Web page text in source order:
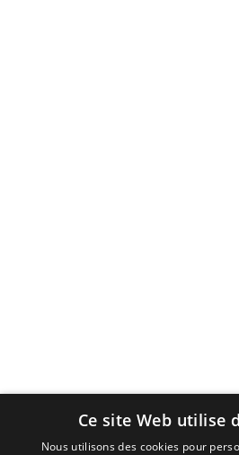
Ce site Web utilise
Nous utilisons des cookies pour